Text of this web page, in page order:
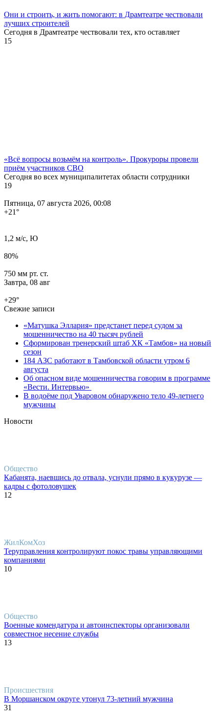
Они и строить, и жить помогают: в Драмтеатре чествовали
лучших строителей
Сегодня в Драмтеатре чествовали тех, кто оставляет
15
«Всё вопросы возьмём на контроль». Прокуроры провели
приём участников СВО
Сегодня во всех муниципалитетах области сотрудники
19
Пятница, 07 августа 2026, 00:08
+21°
1,2 м/с, Ю
80%
750 мм рт. ст.
Завтра, 08 авг
+29°
Свежие записи
«Матушка Эллария» предстанет перед судом за
мошенничество на 40 тысяч рублей
Сформирован тренерский штаб ХК «Тамбов» на новый
сезон
184 АЗС работают в Тамбовской области утром 6
августа
Об опасном виде мошенничества говорим в программе
«Вести. Интервью»
В водоёме под Уваровом обнаружено тело 49-летнего
мужчины
Новости
Общество
Кабанята, наевшись до отвала, уснули прямо в кукурузе —
кадры с фотоловушек
12
ЖилКомХоз
Теруправления контролируют покос травы управляющими
компаниями
10
Общество
Военные комендатура и автоинспекторы организовали
совместное несение службы
13
Происшествия
В Моршанском округе утонул 73-летний мужчина
31